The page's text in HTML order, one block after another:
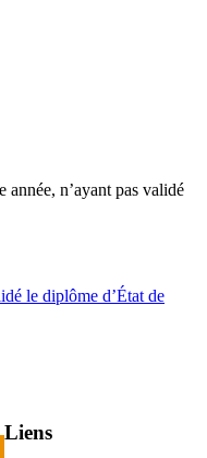
n’ayant pas validé
le diplôme d’État de
Liens